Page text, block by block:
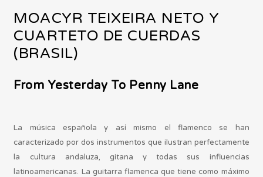
MOACYR TEIXEIRA NETO Y
CUARTETO DE CUERDAS
(BRASIL)
From Yesterday To Penny Lane
La música española y así mismo el flamenco se han
caracterizado por dos instrumentos que ilustran perfectamente
la cultura andaluza, gitana y todas sus influencias
latinoamericanas. La guitarra flamenca que tiene como máximo